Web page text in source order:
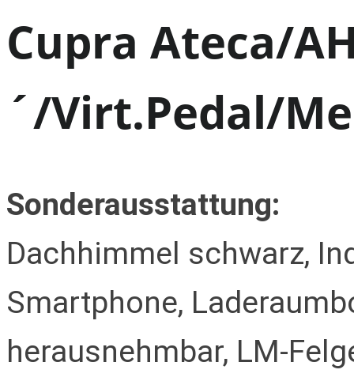
Cupra Ateca/
´/Virt.Pedal/
Sonderausstattung:
Dachhimmel schwarz,
Smartphone,
herausnehmbar, LM-